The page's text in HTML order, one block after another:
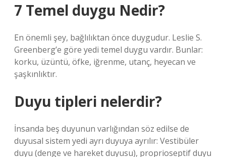
7 Temel duygu Nedir?
En önemli şey, bağlılıktan önce duygudur. Leslie S.
Greenberg’e göre yedi temel duygu vardır. Bunlar:
korku, üzüntü, öfke, iğrenme, utanç, heyecan ve
şaşkınlıktır.
Duyu tipleri nelerdir?
İnsanda beş duyunun varlığından söz edilse de
duyusal sistem yedi ayrı duyuya ayrılır: Vestibüler
duyu (denge ve hareket duyusu), proprioseptif duyu